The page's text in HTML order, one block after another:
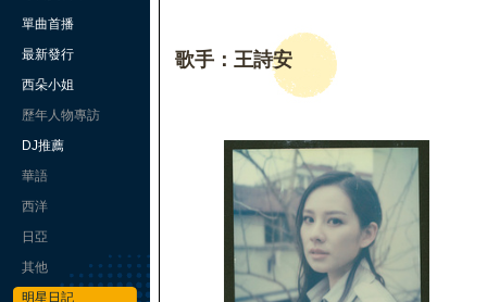
單曲首播
最新發行
西朵小姐
歷年人物專訪
DJ推薦
華語
西洋
日亞
其他
明星日記
歌手：王詩安